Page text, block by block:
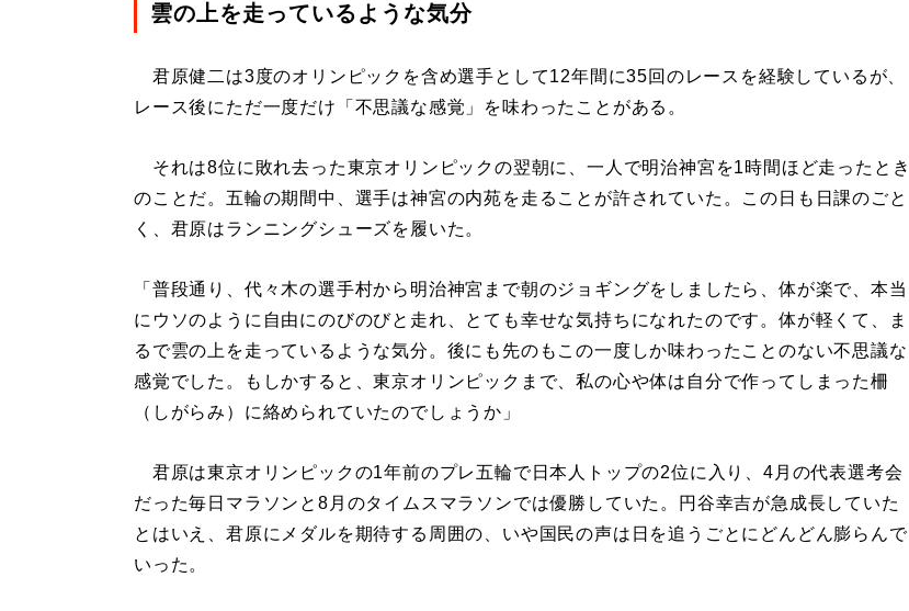
雲の上を走っているような気分
君原健二は3度のオリンピックを含め選手として12年間に35回のレースを経験しているが、
レース後にただ一度だけ「不思議な感覚」を味わったことがある。
それは8位に敗れ去った東京オリンピックの翌朝に、一人で明治神宮を1時間ほど走ったとき
のことだ。五輪の期間中、選手は神宮の内苑を走ることが許されていた。この日も日課のごと
く、君原はランニングシューズを履いた。
「普段通り、代々木の選手村から明治神宮まで朝のジョギングをしましたら、体が楽で、本当
にウソのように自由にのびのびと走れ、とても幸せな気持ちになれたのです。体が軽くて、ま
るで雲の上を走っているような気分。後にも先のもこの一度しか味わったことのない不思議な
感覚でした。もしかすると、東京オリンピックまで、私の心や体は自分で作ってしまった柵
（しがらみ）に絡められていたのでしょうか」
君原は東京オリンピックの1年前のプレ五輪で日本人トップの2位に入り、4月の代表選考会
だった毎日マラソンと8月のタイムスマラソンでは優勝していた。円谷幸吉が急成長していた
とはいえ、君原にメダルを期待する周囲の、いや国民の声は日を追うごとにどんどん膨らんで
いった。